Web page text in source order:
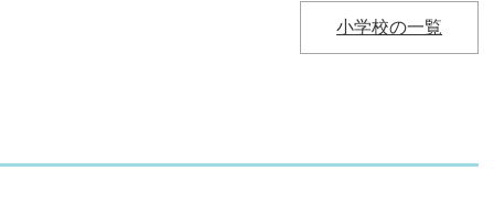
小学校の一覧